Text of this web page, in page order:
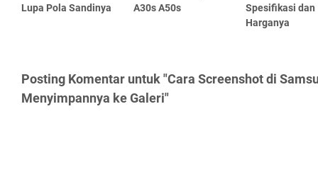
Lupa Pola Sandinya
A30s A50s
Spesifikasi dan
Harganya
Posting Komentar untuk "Cara Screenshot di
Menyimpannya ke Galeri"